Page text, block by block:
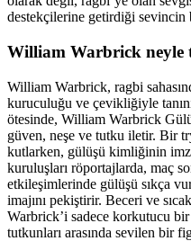
destekçilerine getirdiği
William Warbrick neyle
William Warbrick, ragbi
kuruculuğu ve çevikliğiyle
ötesinde, William Warbrick
güven, neşe ve tutku iletir. Bir
kutlarken, gülüşü kimliğinin
kuruluşları röportajlarda, maç
etkileşimlerinde gülüşü sıkça
imajını pekiştirir. Beceri ve
Warbrick’i sadece korkutucu
tutkunları arasında sevilen bir